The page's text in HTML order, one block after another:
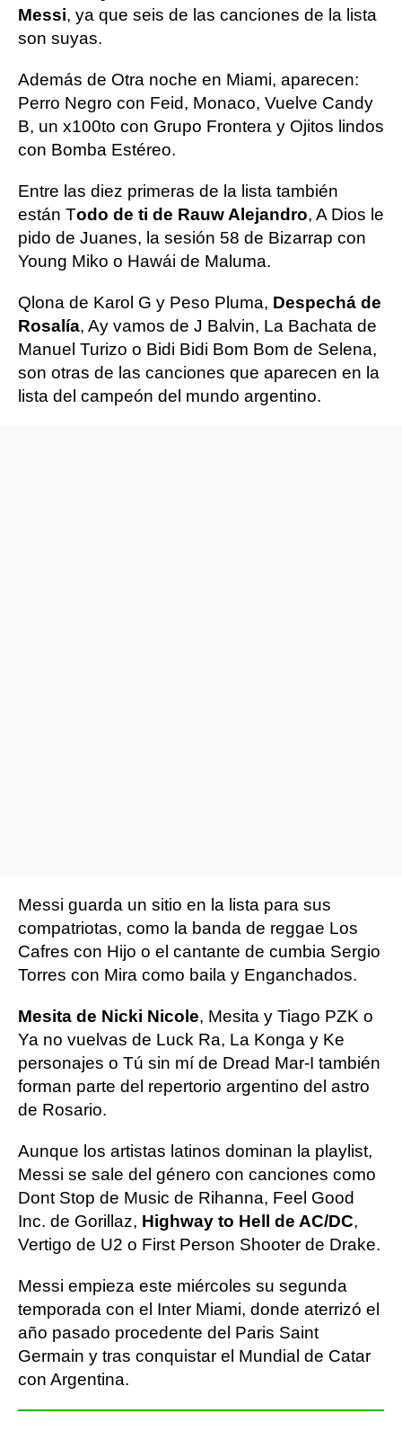
Messi, ya que seis de las canciones de la lista
son suyas.
Además de Otra noche en Miami, aparecen:
Perro Negro con Feid, Monaco, Vuelve Candy
B, un x100to con Grupo Frontera y Ojitos lindos
con Bomba Estéreo.
Entre las diez primeras de la lista también
están Todo de ti de Rauw Alejandro, A Dios le
pido de Juanes, la sesión 58 de Bizarrap con
Young Miko o Hawái de Maluma.
Qlona de Karol G y Peso Pluma, Despechá de
Rosalía, Ay vamos de J Balvin, La Bachata de
Manuel Turizo o Bidi Bidi Bom Bom de Selena,
son otras de las canciones que aparecen en la
lista del campeón del mundo argentino.
Messi guarda un sitio en la lista para sus
compatriotas, como la banda de reggae Los
Cafres con Hijo o el cantante de cumbia Sergio
Torres con Mira como baila y Enganchados.
Mesita de Nicki Nicole, Mesita y Tiago PZK o
Ya no vuelvas de Luck Ra, La Konga y Ke
personajes o Tú sin mí de Dread Mar-I también
forman parte del repertorio argentino del astro
de Rosario.
Aunque los artistas latinos dominan la playlist,
Messi se sale del género con canciones como
Dont Stop de Music de Rihanna, Feel Good
Inc. de Gorillaz, Highway to Hell de AC/DC,
Vertigo de U2 o First Person Shooter de Drake.
Messi empieza este miércoles su segunda
temporada con el Inter Miami, donde aterrizó el
año pasado procedente del Paris Saint
Germain y tras conquistar el Mundial de Catar
con Argentina.